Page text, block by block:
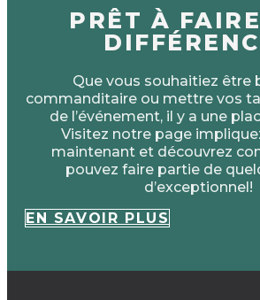
PRÊT À
Que vous souhaitiez être
commanditaire ou mettre vos
de l’événement, il y a une
Visitez notre page
maintenant et découvrez
pouvez faire partie de
d’exceptionnel!
EN SAVOIR PLUS